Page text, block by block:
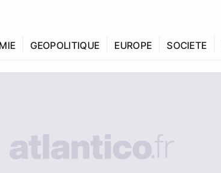
GEOPOLITIQUE EUROPE SOCIETE